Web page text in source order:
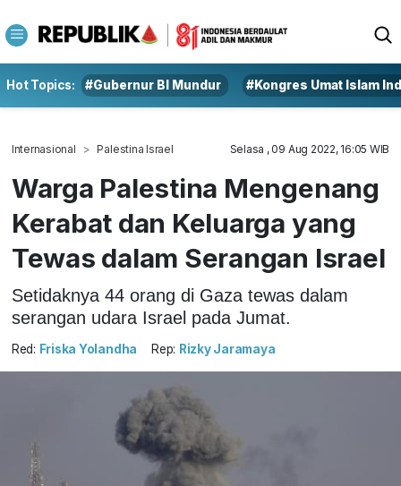
Hot Topics: #Gubernur BI Mundur #Kongres Umat Islam
Internasional Palestina Israel Selasa , 09 Aug 2022, 16:05 WIB
Warga Palestina Mengenang
Kerabat dan Keluarga yang
Tewas dalam Serangan Israel
Setidaknya 44 orang di Gaza tewas dalam
serangan udara Israel pada Jumat.
Red: Friska Yolandha Rep: Rizky Jaramaya